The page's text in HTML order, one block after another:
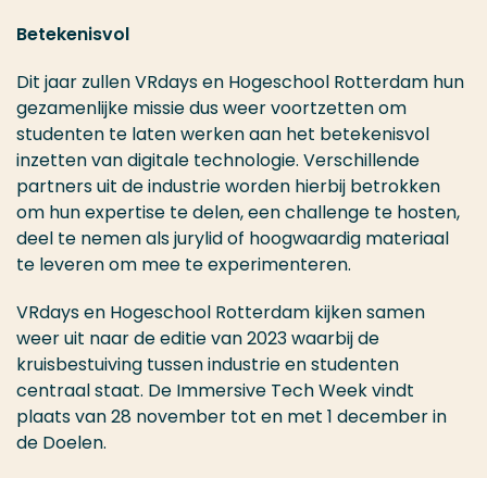
Betekenisvol
Dit jaar zullen VRdays en Hogeschool Rotterdam hun
gezamenlijke missie dus weer voortzetten om
studenten te laten werken aan het betekenisvol
inzetten van digitale technologie. Verschillende
partners uit de industrie worden hierbij betrokken
om hun expertise te delen, een challenge te hosten,
deel te nemen als jurylid of hoogwaardig materiaal
te leveren om mee te experimenteren.
VRdays en Hogeschool Rotterdam kijken samen
weer uit naar de editie van 2023 waarbij de
kruisbestuiving tussen industrie en studenten
centraal staat. De Immersive Tech Week vindt
plaats van 28 november tot en met 1 december in
de Doelen.